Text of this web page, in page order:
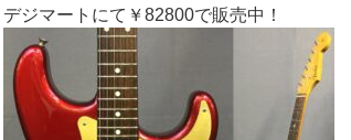
デジマートにて￥82800で販売中！